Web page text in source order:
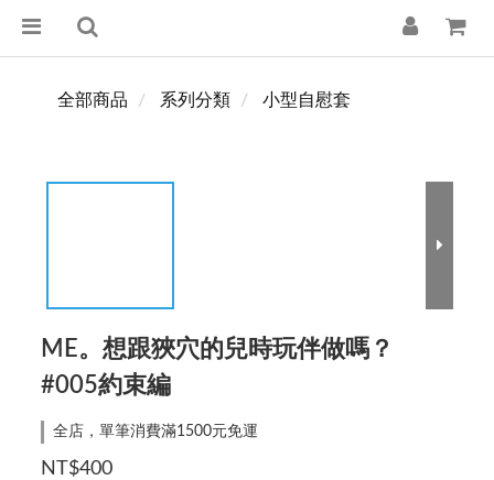
全部商品 系列分類 小型自慰套
ME。想跟狹穴的兒時玩伴做嗎？
#005約束編
全店，單筆消費滿1500元免運
NT$400